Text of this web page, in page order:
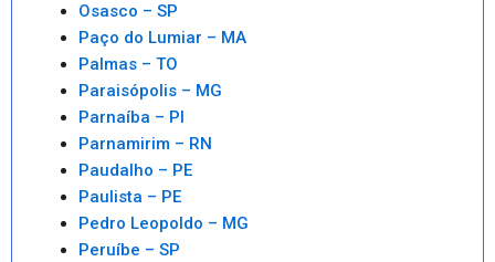
Osasco – SP
Paço do Lumiar – MA
Palmas – TO
Paraisópolis – MG
Parnaíba – PI
Parnamirim – RN
Paudalho – PE
Paulista – PE
Pedro Leopoldo – MG
Peruíbe – SP